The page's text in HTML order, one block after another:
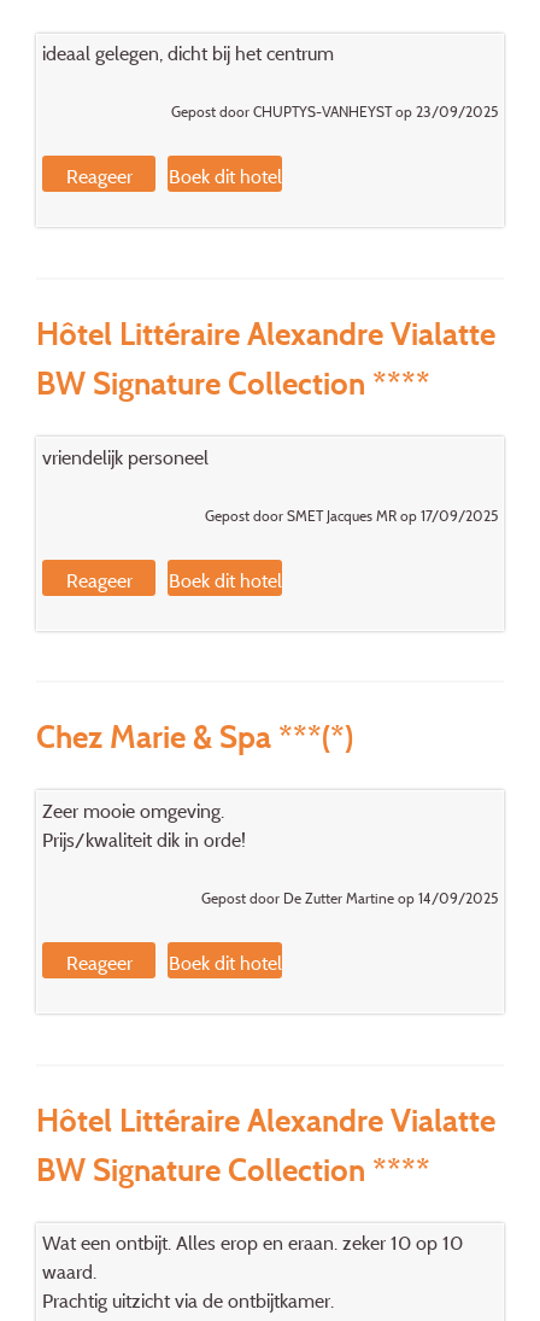
ideaal gelegen, dicht bij het centrum
Gepost door CHUPTYS-VANHEYST op 23/09/2025
Reageer Boek dit hotel
Hôtel Littéraire Alexandre Vialatte
BW Signature Collection ****
vriendelijk personeel
Gepost door SMET Jacques MR op 17/09/2025
Reageer Boek dit hotel
Chez Marie & Spa ***(*)
Zeer mooie omgeving.
Prijs/kwaliteit dik in orde!
Gepost door De Zutter Martine op 14/09/2025
Reageer Boek dit hotel
Hôtel Littéraire Alexandre Vialatte
BW Signature Collection ****
Wat een ontbijt. Alles erop en eraan. zeker 10 op 10
waard.
Prachtig uitzicht via de ontbijtkamer.